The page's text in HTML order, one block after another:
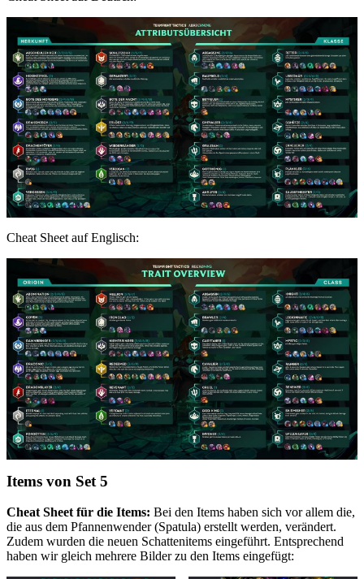
Cheat Sheet auf Englisch:
Items von Set 5
Cheat Sheet für die Items: Bei den Items haben sich vor allem die,
die aus dem Pfannenwender (Spatula) erstellt werden, verändert.
Zudem wurden die neuen Schattenitems eingeführt. Entsprechend
haben wir gleich mehrere Bilder zu den Items eingefügt: